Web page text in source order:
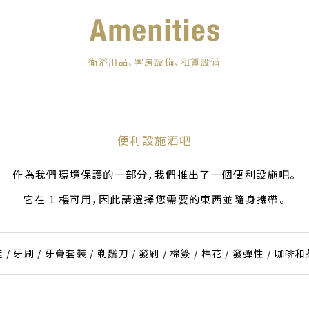
衛浴用品、客房設備、租賃設備
便利設施酒吧
作為我們環境保護的一部分，我們推出了一個便利設施吧。
它在 1 樓可用，因此請選擇您需要的東西並隨身攜帶。
/ 牙刷 / 牙膏套裝 / 剃鬚刀 / 發刷 / 棉簽 / 棉花 / 發彈性 / 咖啡和